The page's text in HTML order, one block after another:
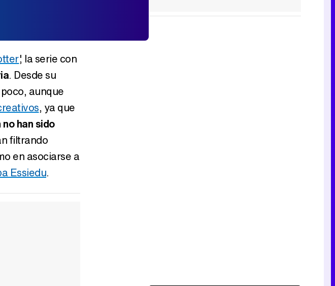
', la serie con
. Desde su
aunque
, ya que
han sido
filtrando
en asociarse a
Essiedu.